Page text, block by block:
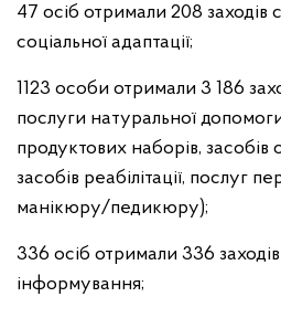
47 осіб отримали 208 заходів
соціальної адаптації;
1123 особи отримали 3 186
послуги натуральної
продуктових наборів, засобів
засобів реабілітації, послуг
манікюру/педикюру);
336 осіб отримали 336
інформування;